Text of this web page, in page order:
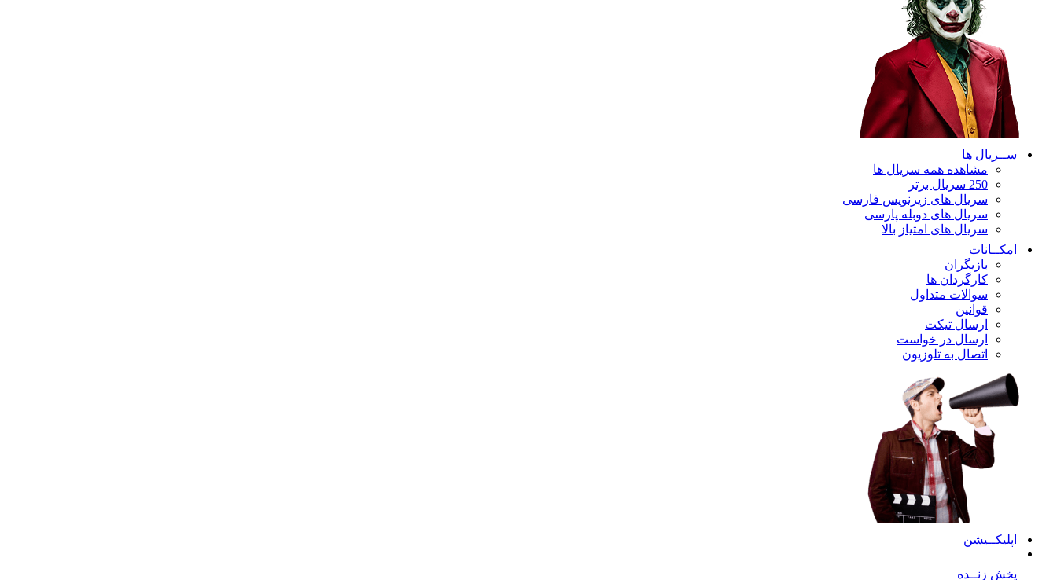
ســریال ها
مشاهده همه سریال ها
250 سریال برتر
سریال های زیرنویس فارسی
سریال های دوبله پارسی
سریال های امتیاز بالا
امکــانات
بازیگران
کارگردان ها
سوالات متداول
قوانین
ارسال تیکت
ارسال در خواست
اتصال به تلوزیون
اپلیکــیشن
پخش زنــده